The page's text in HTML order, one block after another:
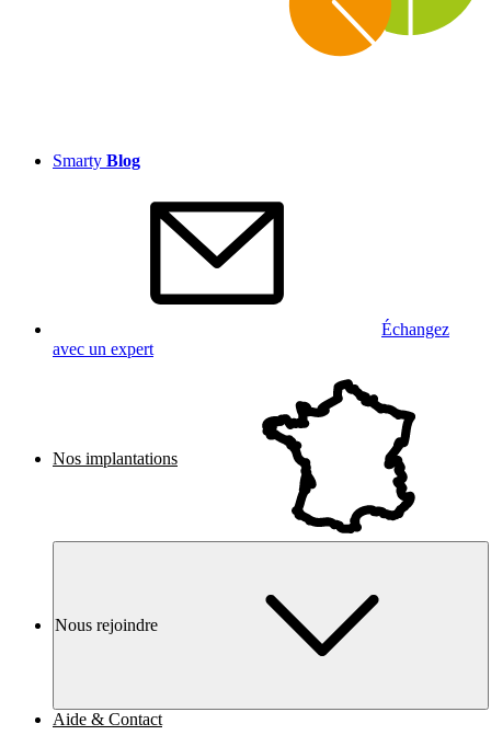
Smarty Blog
Échangez
avec un expert
Nos implantations
Nous rejoindre
Aide & Contact